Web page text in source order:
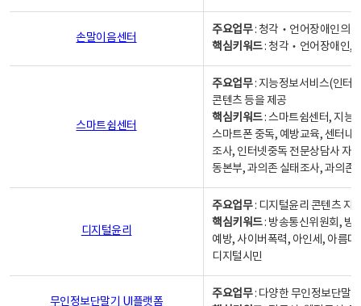
손말이음센터
주요업무: 청각‧언어장애인의
핵심키워드: 청각‧언어장애인,
스마트쉼센터
주요업무: 지능정보서비스(인터
콘텐츠 등을 제공
핵심키워드: 스마트쉼센터, 지능
스마트폰 중독, 예방교육, 센터내
조사, 인터넷중독 전문상담사 자
동본부, 과의존 실태조사, 과의존
디지털윤리
주요업무: 디지털윤리 콘텐츠 지
핵심키워드: 방송통신위원회, 방
예방, 사이버폭력, 아인세, 아름
디지털시민
무인정보단말기 UI플랫폼
주요업무: 다양한 무인정보단말